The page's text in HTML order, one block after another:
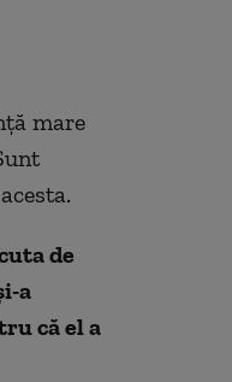
mare
de
a
că el a